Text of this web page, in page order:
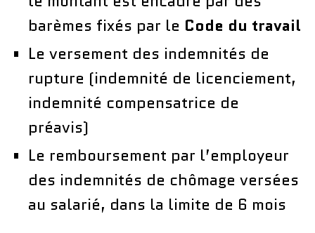
barèmes fixés par le Code du travail
Le versement des indemnités de
rupture (indemnité de licenciement,
indemnité compensatrice de
préavis)
Le remboursement par l’employeur
des indemnités de chômage versées
au salarié, dans la limite de 6 mois